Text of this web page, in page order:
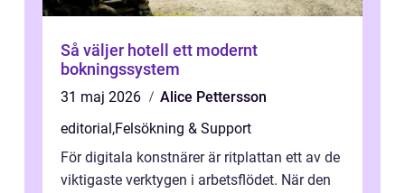
Så väljer hotell ett modernt
bokningssystem
31 maj 2026
Alice Pettersson
editorial ,Felsökning & Support
För digitala konstnärer är ritplattan ett av de
viktigaste verktygen i arbetsflödet. När den